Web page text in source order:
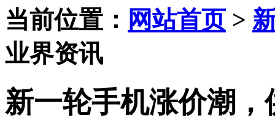
当前位置： 网站首页>
业界资讯
新一轮手机涨价潮